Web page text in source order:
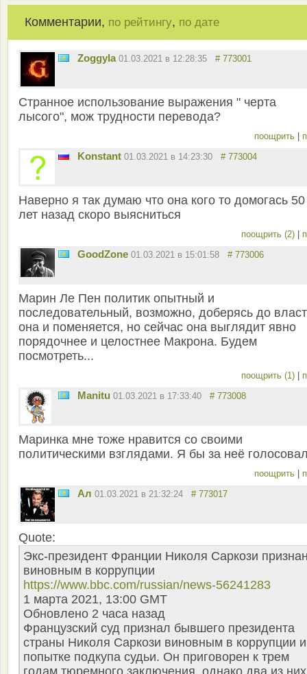
Комментарии, по рейтингу, по дате
Zoggyla 01.03.2021 в 12:28:35 # 773001
Странное использование выражения " черта
лысого", мож трудности перевода?
поощрить
Konstant 01.03.2021 в 14:23:30 # 773004
Наверно я так думаю что она кого то домогась 50
лет назад скоро выясниться
поощрить (2)
GoodZone 01.03.2021 в 15:01:58 # 773006
Марин Ле Пен политик опытный и
последовательный, возможно, доберясь до
она и поменяется, но сейчас она выглядит явно
порядочнее и целостнее Макрона. Будем
посмотреть...
поощрить (1)
Manitu 01.03.2021 в 17:33:40 # 773008
Маринка мне тоже нравится со своими
политическими взглядами. Я бы за неё
поощрить
Ал 01.03.2021 в 21:32:24 # 773017
Quote:
Экс-президент Франции Николя Саркози
виновным в коррупции
https://www.bbc.com/russian/news-56241283
1 марта 2021, 13:00 GMT
Обновлено 2 часа назад
Французский суд признал бывшего президента
страны Николя Саркози виновным в коррупции и
попытке подкупа судьи. Он приговорен к трем